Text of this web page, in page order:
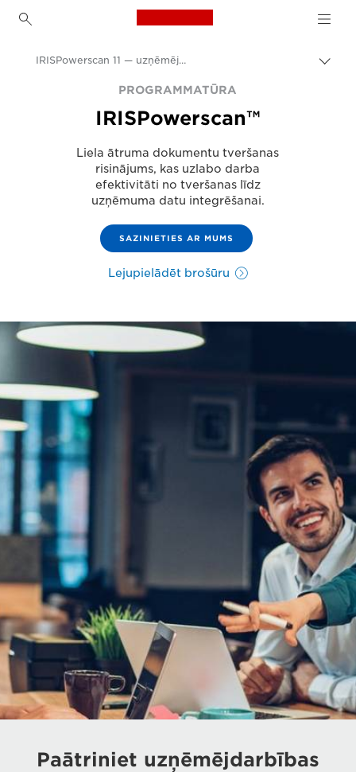
Canon Logo, back to
Risinājumi un pakalpojumi
Produkti uzņēmumiem
Uzņēmējdarbības programmatūra
IRISPowerscan 11 — uzņēmējdarbības programmatūra
PROGRAMMATŪRA
IRISPowerscan™
Liela ātruma dokumentu tveršanas
risinājums, kas uzlabo darba
efektivitāti no tveršanas līdz
uzņēmuma datu integrēšanai.
SAZINIETIES AR MUMS
Lejupielādēt brošūru
Paātriniet uzņēmējdarbības